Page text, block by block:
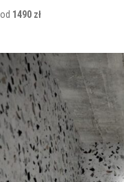
od 1490 zł